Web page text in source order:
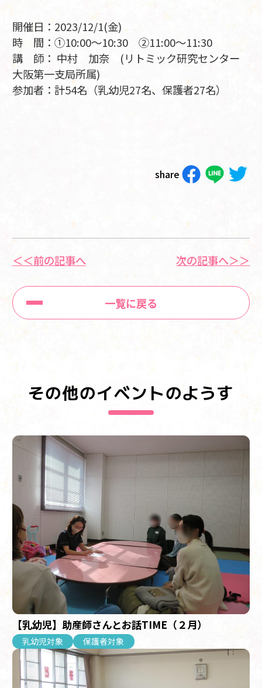
開催日：2023/12/1(金)
時 間：①10:00～10:30 ②11:00～11:30
講 師： 中村 加奈 (リトミック研究センター
大阪第一支局所属)
参加者：計54名（乳幼児27名、保護者27名）
share
＜＜前の記事へ
一覧に戻る
次の記事へ＞＞
その他のイベントのようす
【乳幼児】助産師さんとお話TIME（２月）
乳幼児対象 保護者対象